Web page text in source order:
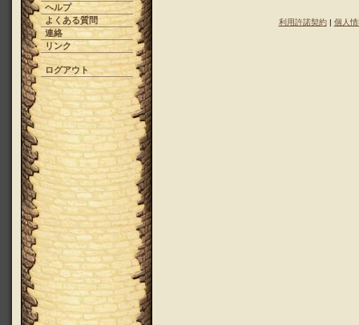
ヘルプ
よくある質問
連絡
リンク
ログアウト
利用許諾契約| 個人